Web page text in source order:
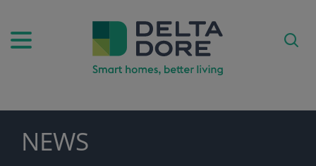
NEWS